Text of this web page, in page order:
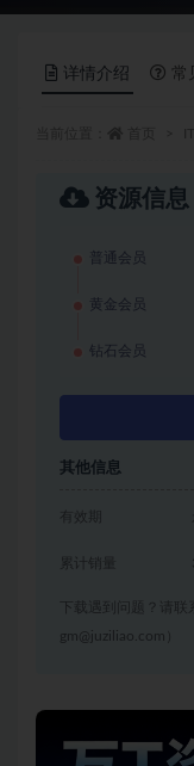
详情介绍 常
资源信息
普通会员
黄金会员
钻石会员
其他信息
有效期
累计销量
下载遇到问题？请
gm@juziliao.com）